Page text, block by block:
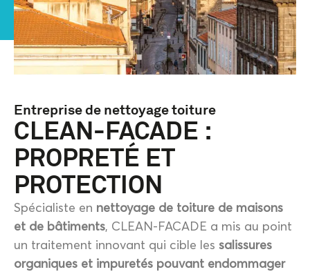
Entreprise de nettoyage toiture
CLEAN-FACADE :
PROPRETÉ ET
PROTECTION
Spécialiste en nettoyage de toiture de maisons
et de bâtiments, CLEAN-FACADE a mis au point
un traitement innovant qui cible les salissures
organiques et impuretés pouvant endommager